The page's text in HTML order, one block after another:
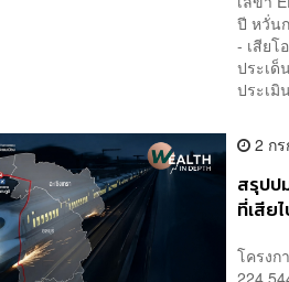
ปี หวั่น
- เสีย
ประเด็
ประเมิ
2 ก
สรุปป
ที่เสีย
โครงก